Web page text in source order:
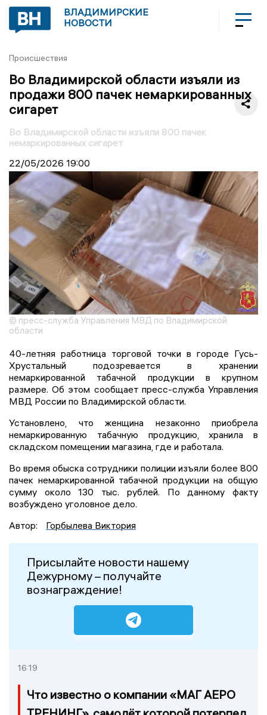
ВЛАДИМИРСКИЕ
НОВОСТИ
Происшествия
Во Владимирской области изъяли из
продажи 800 пачек немаркированных
сигарет
Во Владимирской области изъяли 800 пачек
немаркированных сигарет
22/05/2026 19:00
© пресс-служба Управления МВД по Владимирской
области
40-летняя работница торговой точки в городе Гусь-
Хрустальный подозревается в хранении
немаркированной табачной продукции в крупном
размере. Об этом сообщает пресс-служба Управления
МВД России по Владимирской области.
Установлено, что женщина незаконно приобрела
немаркированную табачную продукцию, хранила в
складском помещении магазина, где и работала.
Во время обыска сотрудники полиции изъяли более 800
пачек немаркированной табачной продукции на общую
сумму около 130 тыс. рублей. По данному факту
возбуждено уголовное дело.
Автор:
Горбылева Виктория
Присылайте новости нашему
Дежурному – получайте
вознаграждение!
16:19
Что известно о компании «МАГ АЕРО